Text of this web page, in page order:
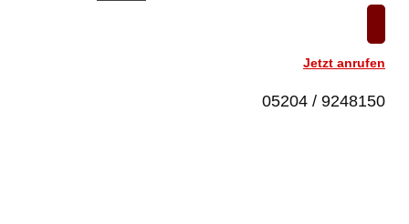
Jetzt anrufen
05204 / 9248150